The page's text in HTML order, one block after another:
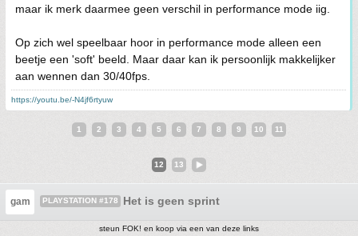
maar ik merk daarmee geen verschil in performance mode iig.
Op zich wel speelbaar hoor in performance mode alleen een
beetje een 'soft' beeld. Maar daar kan ik persoonlijk makkelijker
aan wennen dan 30/40fps.
https://youtu.be/-N4jf6rtyuw
1 2 3 4 5 6 7 8 9 10 11
12 13
gam PLAYSTATION #178 Het is geen sprint
steun FOK! en koop via een van deze links